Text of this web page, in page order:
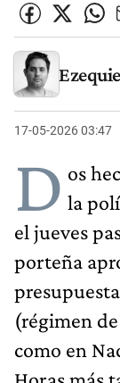
17-05-2026 03:47
D os
la
el jueves
porteña
(régimen
como en